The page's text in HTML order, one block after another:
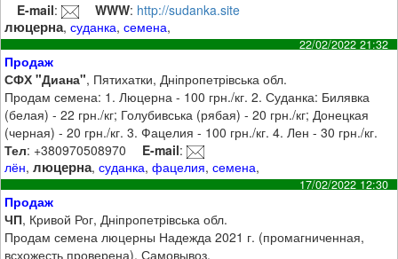
E-mail: WWW: http://sudanka.site
люцерна,суданка,семена,
22/02/2022 21:32
Продаж
СФХ "Диана", Пятихатки, Дніпропетрівська обл.
Продам семена: 1. Люцерна - 100 грн./кг. 2. Суданка: Билявка
(белая) - 22 грн./кг; Голубивська (рябая) - 20 грн./кг; Донецкая
(черная) - 20 грн./кг. 3. Фацелия - 100 грн./кг. 4. Лен - 30 грн./кг.
Тел: +380970508970 E-mail:
лён,люцерна,суданка,фацелия,семена,
17/02/2022 12:30
Продаж
ЧП, Кривой Рог, Дніпропетрівська обл.
Продам семена люцерны Надежда 2021 г. (промагниченная,
всхожесть проверена). Самовывоз.